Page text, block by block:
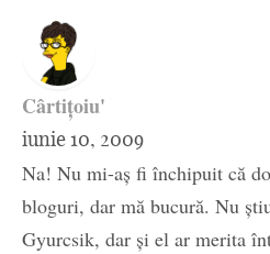
Cârtiţoiu'
iunie 10, 2009
Na! Nu mi-aş fi închipuit că
bloguri, dar mă bucură. Nu
Gyurcsik, dar şi el ar merita